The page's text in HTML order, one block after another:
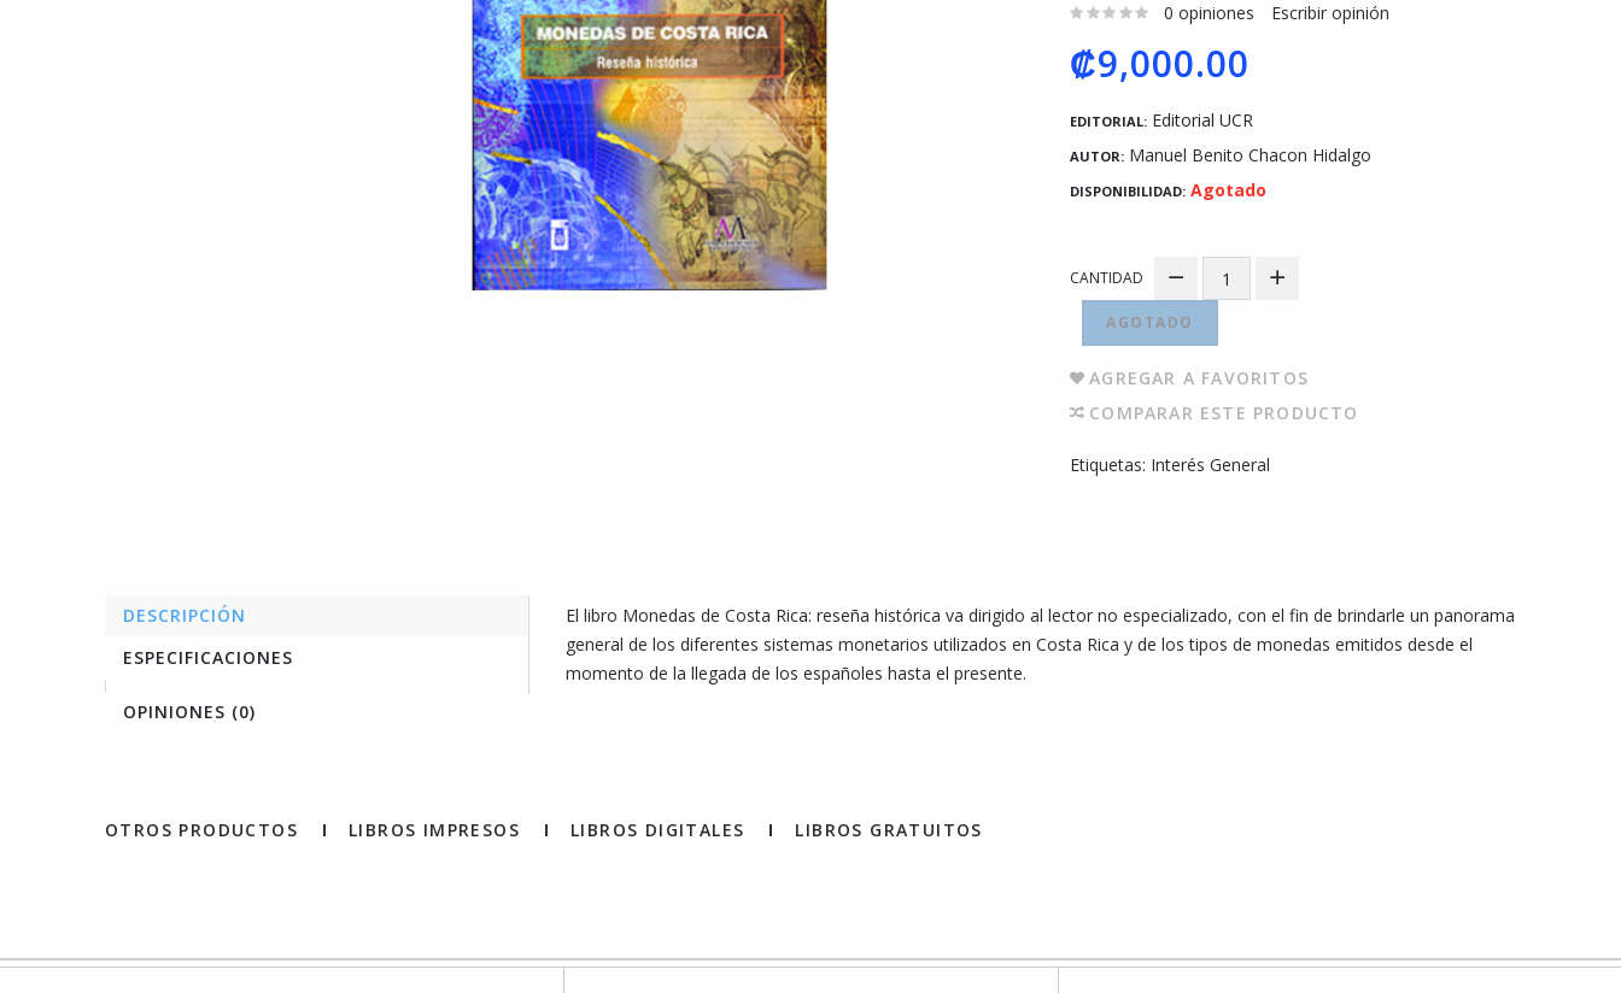
0 opiniones Escribir opinión
₡9,000.00
EDITORIAL: Editorial UCR
AUTOR: Manuel Benito Chacon Hidalgo
DISPONIBILIDAD: Agotado
CANTIDAD
AGOTADO
AGREGAR A FAVORITOS
COMPARAR ESTE PRODUCTO
Etiquetas: Interés General
DESCRIPCIÓN
ESPECIFICACIONES
OPINIONES (0)
El libro Monedas de Costa Rica: reseña histórica va dirigido al lector no especializado, con el fin de brindarle un panorama
general de los diferentes sistemas monetarios utilizados en Costa Rica y de los tipos de monedas emitidos desde el
momento de la llegada de los españoles hasta el presente.
OTROS PRODUCTOS LIBROS IMPRESOS LIBROS DIGITALES LIBROS GRATUITOS